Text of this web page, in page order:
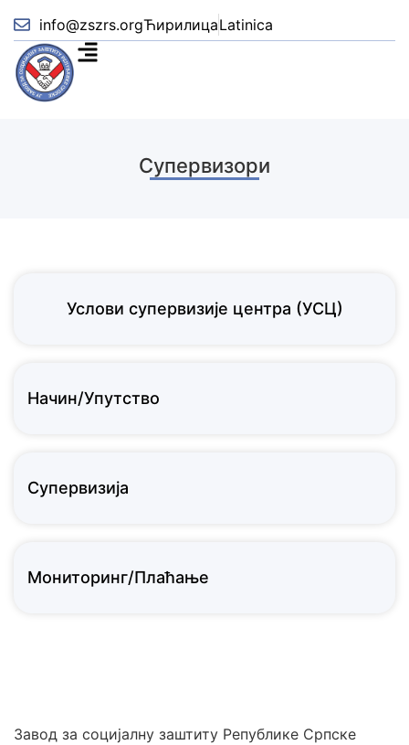
info@zszrs.orgЋирилицаLatinica
Супервизори
Услови супервизије центра (УСЦ)
Начин/Упутство
Супервизија
Мониторинг/Плаћање
Завод за социјалну заштиту Републике Српске